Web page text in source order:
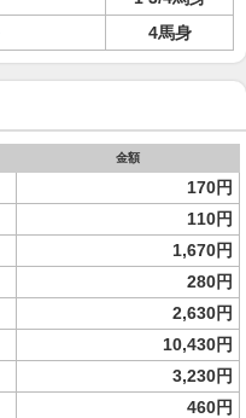
4馬身
金額
170円
110円
1,670円
280円
2,630円
10,430円
3,230円
460円